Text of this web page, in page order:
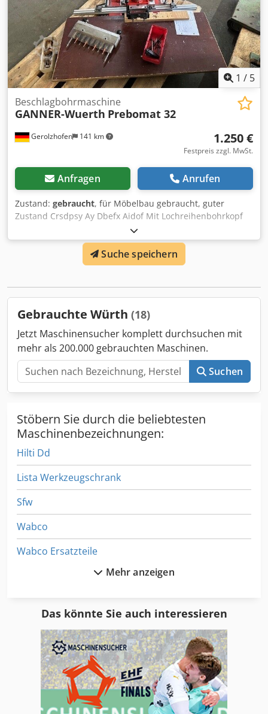
1 / 5
Gerolzhofen 141 km
Beschlagbohrmaschine
GANNER-Wuerth Prebomat 32
1.250 €
Festpreis zzgl. MwSt.
Anfragen Anrufen
Zustand: gebraucht, für Möbelbau gebraucht, guter
Zustand Crsdpsy Ay Dbefx Aidof Mit Lochreihenbohrkopf
Maschine gereinigt, funktionsgeprüft. Probelauf,
Druckluftschläuche erneuert, Gummi Sichtschutz erneuert
Fabrikat Ganner Würth Typ Prebomat 32
Lochreihenbohrkopf mit Absteckstiften mechanisch
Gewährleistung
Suche speichern
Gebrauchte Würth (18)
Jetzt Maschinensucher komplett durchsuchen mit
mehr als 200.000 gebrauchten Maschinen.
Suchen
Stöbern Sie durch die beliebtesten
Maschinenbezeichnungen:
Hilti Dd
Lista Werkzeugschrank
Sfw
Wabco
Wabco Ersatzteile
Wabco Westinghouse
Wacker Bh 23
Wacker Rd 15
Wacker Rd 25
Mehr anzeigen
Das könnte Sie auch interessieren